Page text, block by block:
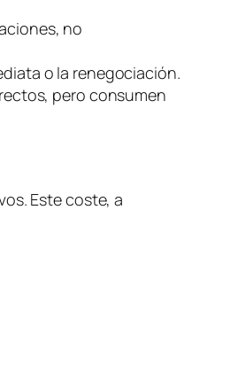
no
o la renegociación.
pero consumen
Este coste, a